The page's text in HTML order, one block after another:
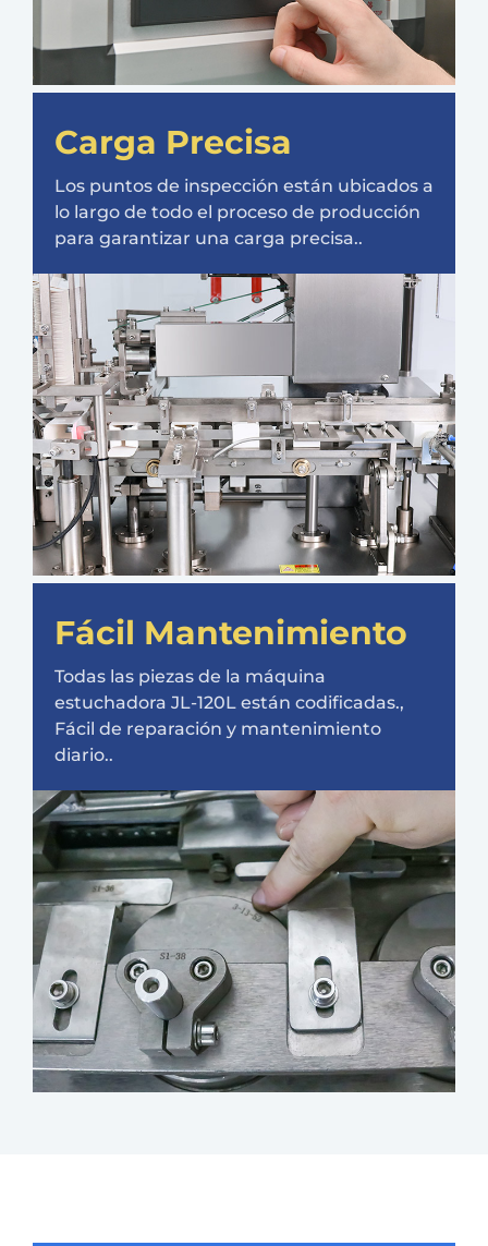
Carga Precisa
Los puntos de inspección están ubicados a
lo largo de todo el proceso de producción
para garantizar una carga precisa..
Fácil Mantenimiento
Todas las piezas de la máquina
estuchadora JL-120L están codificadas.,
Fácil de reparación y mantenimiento
diario..